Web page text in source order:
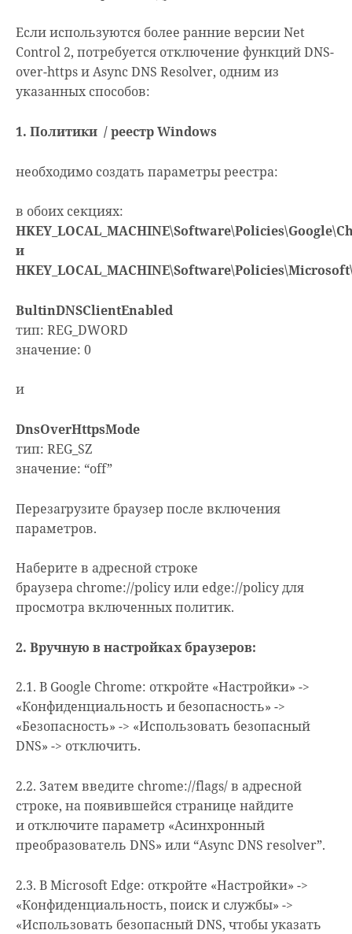
Если используются более ранние версии Net
Control 2, потребуется отключение функций DNS-
over-https и Async DNS Resolver, одним из
указанных способов:
1. Политики / реестр Windows
необходимо создать параметры реестра:
в обоих секциях:
и
BultinDNSClientEnabled
тип: REG_DWORD
значение: 0
и
DnsOverHttpsMode
тип: REG_SZ
значение: “off”
Перезагрузите браузер после включения
параметров.
Наберите в адресной строке
браузера chrome://policy или edge://policy для
просмотра включенных политик.
2. Вручную в настройках браузеров:
2.1. В Google Chrome: откройте «Настройки» ->
«Конфиденциальность и безопасность» ->
«Безопасность» -> «Использовать безопасный
DNS» -> отключить.
2.2. Затем введите chrome://flags/ в адресной
строке, на появившейся странице найдите
и отключите параметр «Асинхронный
преобразователь DNS» или “Async DNS resolver”.
2.3. В Microsoft Edge: откройте «Настройки» ->
«Конфиденциальность, поиск и службы» ->
«Использовать безопасный DNS, чтобы указать